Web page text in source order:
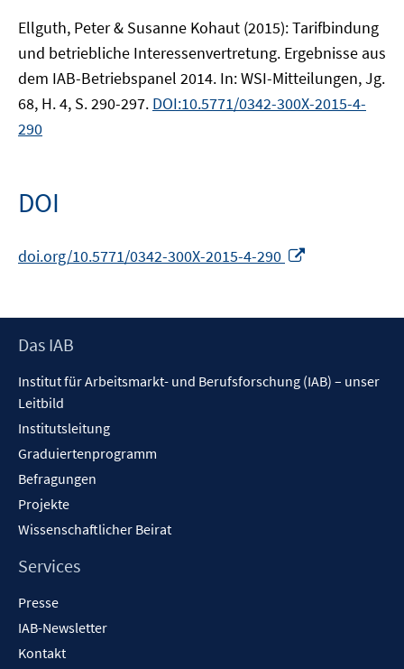
Ellguth, Peter & Susanne Kohaut (2015): Tarifbindung
und betriebliche Interessenvertretung. Ergebnisse aus
dem IAB-Betriebspanel 2014. In: WSI-Mitteilungen, Jg.
68, H. 4, S. 290-297. DOI:10.5771/0342-300X-2015-4-
290
DOI
doi.org/10.5771/0342-300X-2015-4-290
öffnen
Footer
Das IAB
Institut für Arbeitsmarkt- und Berufsforschung (IAB) – unser
Leitbild
Institutsleitung
Graduiertenprogramm
Befragungen
Projekte
Wissenschaftlicher Beirat
Services
Presse
IAB-Newsletter
Kontakt